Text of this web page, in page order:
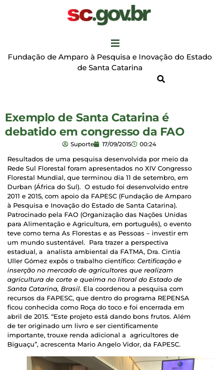
Fundação de Amparo à Pesquisa e Inovação do Estado
de Santa Catarina
Exemplo de Santa Catarina é
debatido em congresso da FAO
Suporte 17/09/2015 00:24
Resultados de uma pesquisa desenvolvida por meio da
Rede Sul Florestal foram apresentados no XIV Congresso
Florestal Mundial, que terminou dia 11 de setembro, em
Durban (África do Sul). O estudo foi desenvolvido entre
2011 e 2015, com apoio da FAPESC (Fundação de Amparo
à Pesquisa e Inovação do Estado de Santa Catarina).
Patrocinado pela FAO (Organização das Nações Unidas
para Alimentação e Agricultura, em português), o evento
teve como tema As Florestas e as Pessoas – investir em
um mundo sustentável. Para trazer a perspectiva
estadual, a analista ambiental da FATMA, Dra. Cintia
Uller Gómez expôs o trabalho científico: Certificação e
inserção no mercado de agricultores que realizam
agricultura de corte e queima no litoral do Estado de
Santa Catarina, Brasil. Ela coordenou a pesquisa com
recursos da FAPESC, que dentro do programa REPENSA
ficou conhecida como Roça do toco e foi encerrada em
abril de 2015. “Este projeto está dando bons frutos. Além
de ter originado um livro e ser cientificamente
importante, trouxe renda adicional a agricultores de
Biguaçu”, acrescenta Mario Angelo Vidor, da FAPESC.